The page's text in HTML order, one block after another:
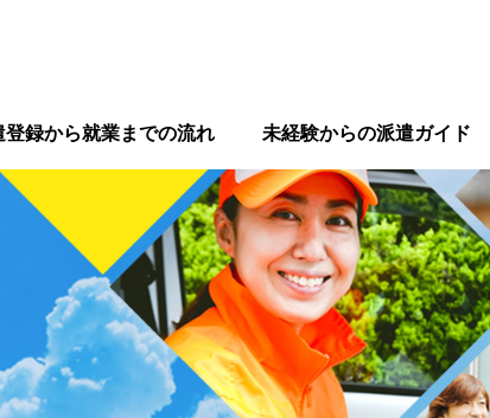
登録から就業までの流れ 未経験からの派遣ガイド